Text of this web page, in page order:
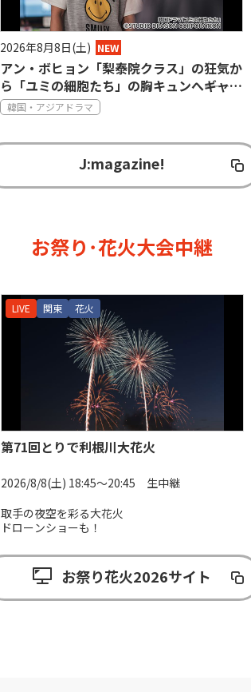
2026年8月8日(土) NEW
アン・ボヒョン「梨泰院クラス」の狂気か
ら「ユミの細胞たち」の胸キュンへ――ギャッ
プに沼る映画＆ドラマ3選
韓国・アジアドラマ
J:magazine!
お祭り･花火大会中継
LIVE 関東 花火
第71回とりで利根川大花火
2026/8/8(土) 18:45〜20:45 生中継
取手の夜空を彩る大花火
ドローンショーも！
お祭り花火2026サイト